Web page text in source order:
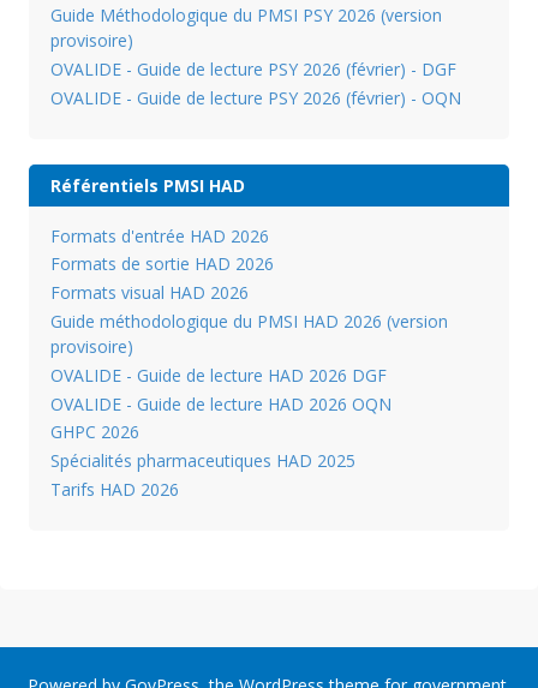
Guide Méthodologique du PMSI PSY 2026 (version
provisoire)
OVALIDE - Guide de lecture PSY 2026 (février) - DGF
OVALIDE - Guide de lecture PSY 2026 (février) - OQN
Référentiels PMSI HAD
Formats d'entrée HAD 2026
Formats de sortie HAD 2026
Formats visual HAD 2026
Guide méthodologique du PMSI HAD 2026 (version
provisoire)
OVALIDE - Guide de lecture HAD 2026 DGF
OVALIDE - Guide de lecture HAD 2026 OQN
GHPC 2026
Spécialités pharmaceutiques HAD 2025
Tarifs HAD 2026